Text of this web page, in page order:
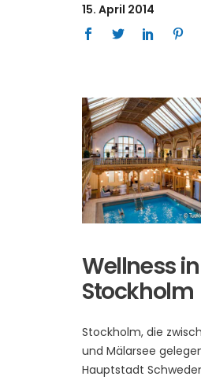
15. April 2014
Wellness in
Stockholm
Stockholm, die
und Mälarsee
Hauptstadt